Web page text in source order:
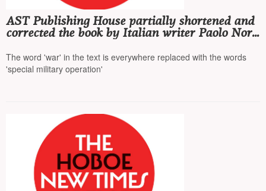
AST Publishing House partially shortened and
corrected the book by Italian writer Paolo Nori,
and Putin
The word 'war' in the text is everywhere replaced with the words
'special military operation'